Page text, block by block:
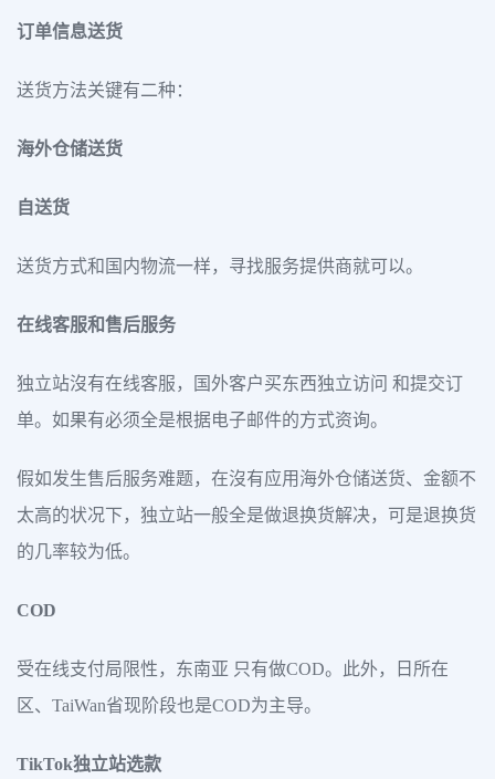
订单信息送货
送货方法关键有二种：
海外仓储送货
自送货
送货方式和国内物流一样，寻找服务提供商就可以。
在线客服和售后服务
独立站沒有在线客服，国外客户买东西独立访问 和提交订
单。如果有必须全是根据电子邮件的方式资询。
假如发生售后服务难题，在沒有应用海外仓储送货、金额不
太高的状况下，独立站一般全是做退换货解决，可是退换货
的几率较为低。
COD
受在线支付局限性，东南亚 只有做COD。此外，日所在
区、TaiWan省现阶段也是COD为主导。
TikTok独立站选款